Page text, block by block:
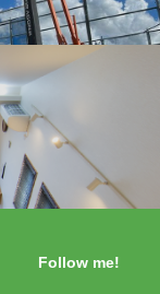
Follow me!